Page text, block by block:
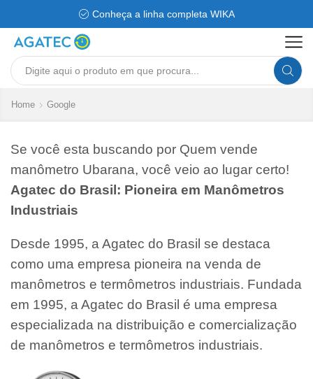
Conheça a linha completa WIKA
Search
Home Google
Se você esta buscando por Quem vende
manômetro Ubarana, você veio ao lugar certo!
Agatec do Brasil: Pioneira em Manômetros
Industriais
Desde 1995, a Agatec do Brasil se destaca
como uma empresa pioneira na venda de
manômetros e termômetros industriais. Fundada
em 1995, a Agatec do Brasil é uma empresa
especializada na distribuição e comercialização
de manômetros e termômetros industriais.